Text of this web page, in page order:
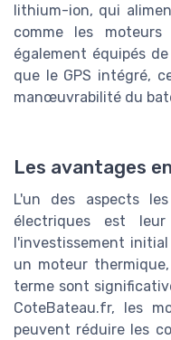
lithium-ion, qui
comme les
également équipés
que le GPS intégré,
manœuvrabilité du
Les avantages
L'un des aspects
électriques est
l'investissement
un moteur
terme sont
CoteBateau.fr, les
peuvent réduire les